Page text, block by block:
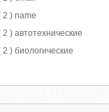
2 ) name
) автотехнические
) биологические